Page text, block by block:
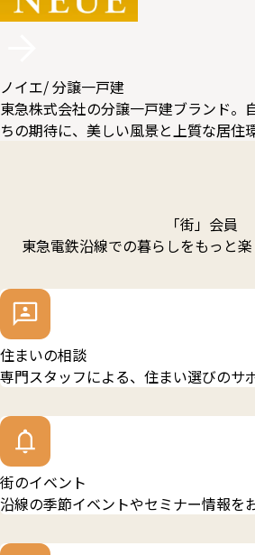
ノイエ/ 分譲一戸建
東急株式会社の分譲一戸建ブランド。
ちの期待に、美しい風景と上質な居住
「街」会員
東急電鉄沿線での暮らしをもっと
住まいの相談
専門スタッフによる、住まい選びのサ
街のイベント
沿線の季節イベントやセミナー情報を